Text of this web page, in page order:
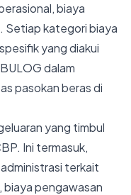
biaya
Setiap kategori biaya
yang diakui
dalam
pasokan beras di
yang timbul
Ini termasuk,
terkait
biaya pengawasan